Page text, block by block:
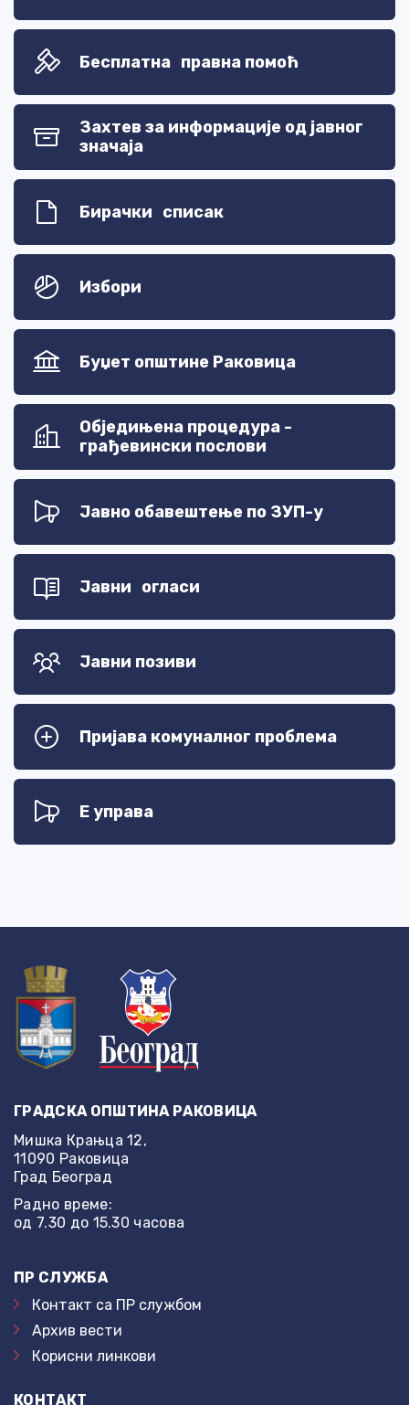
Бесплатна правна помоћ
Захтев за информације од јавног
значаја
Бирачки списак
Избори
Буџет општине Раковица
Обједињена процедура -
грађевински послови
Јавно обавештење по ЗУП-у
Јавни огласи
Јавни позиви
Пријава комуналног проблема
Е управа
ГРАДСКА ОПШТИНА РАКОВИЦА
Мишка Крањца 12,
11090 Раковица
Град Београд
Радно време:
од 7.30 до 15.30 часова
ПР СЛУЖБА
Контакт са ПР службом
Архив вести
Корисни линкови
КОНТАКТ